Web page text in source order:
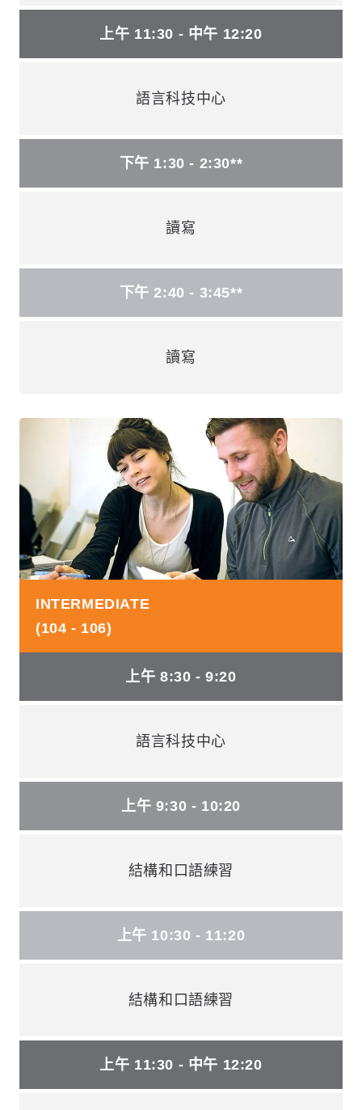
上午 11:30 - 中午 12:20
語言科技中心
下午 1:30 - 2:30**
讀寫
下午 2:40 - 3:45**
讀寫
INTERMEDIATE
(104 - 106)
上午 8:30 - 9:20
語言科技中心
上午 9:30 - 10:20
結構和口語練習
上午 10:30 - 11:20
結構和口語練習
上午 11:30 - 中午 12:20